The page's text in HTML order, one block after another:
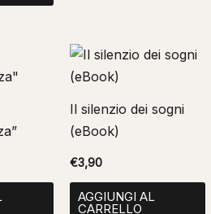
Il silenzio dei sogni
(eBook)
€3,90
AGGIUNGI AL
CARRELLO